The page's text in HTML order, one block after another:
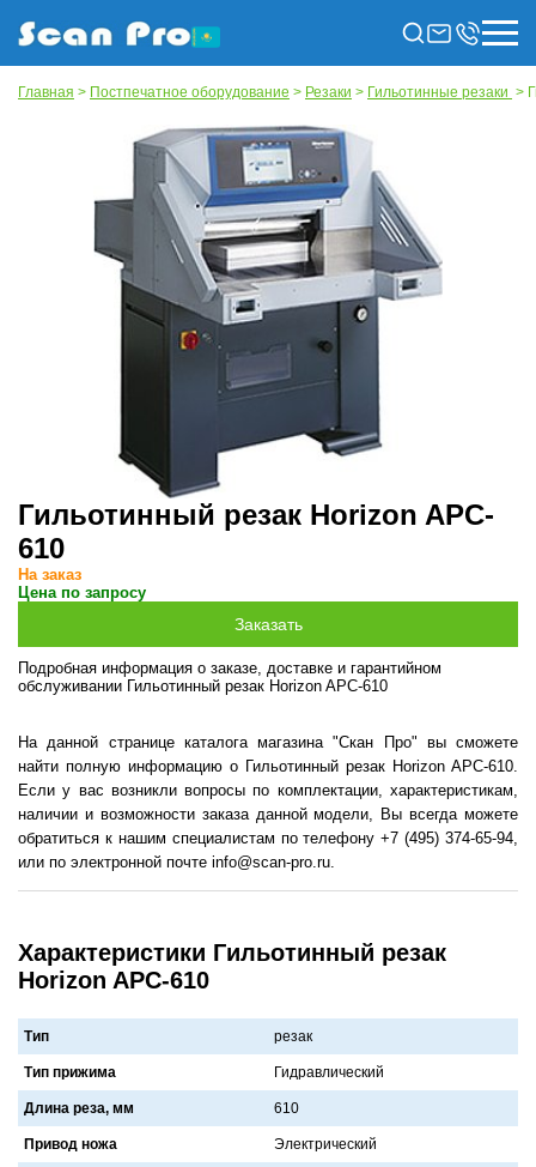
Главная > Постпечатное оборудование > Резаки > Гильотинные резаки >
Гильотинный резак Horizon APC-
610
На заказ
Цена по запросу
Подробная информация о заказе, доставке и гарантийном
обслуживании Гильотинный резак Horizon APC-610
На данной странице каталога магазина "Скан Про" вы сможете
найти полную информацию о Гильотинный резак Horizon APC-610.
Если у вас возникли вопросы по комплектации, характеристикам,
наличии и возможности заказа данной модели, Вы всегда можете
обратиться к нашим специалистам по телефону +7 (495) 374-65-94,
или по электронной почте info@scan-pro.ru.
Характеристики Гильотинный резак
Horizon APC-610
Тип резак
Тип прижима Гидрaвлический
Длина реза, мм 610
Привод ножа Электрический